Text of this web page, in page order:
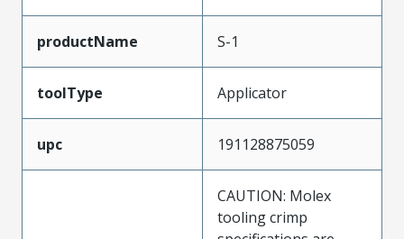
productName S-1
toolType Applicator
upc 191128875059
CAUTION: Molex
tooling crimp